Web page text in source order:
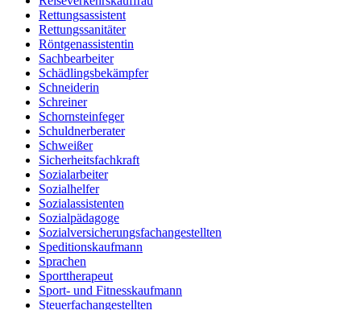
Rettungsassistent
Rettungssanitäter
Röntgenassistentin
Sachbearbeiter
Schädlingsbekämpfer
Schneiderin
Schreiner
Schornsteinfeger
Schuldnerberater
Schweißer
Sicherheitsfachkraft
Sozialarbeiter
Sozialhelfer
Sozialassistenten
Sozialpädagoge
Sozialversicherungsfachangestellten
Speditionskaufmann
Sprachen
Sporttherapeut
Sport- und Fitnesskaufmann
Steuerfachangestellten